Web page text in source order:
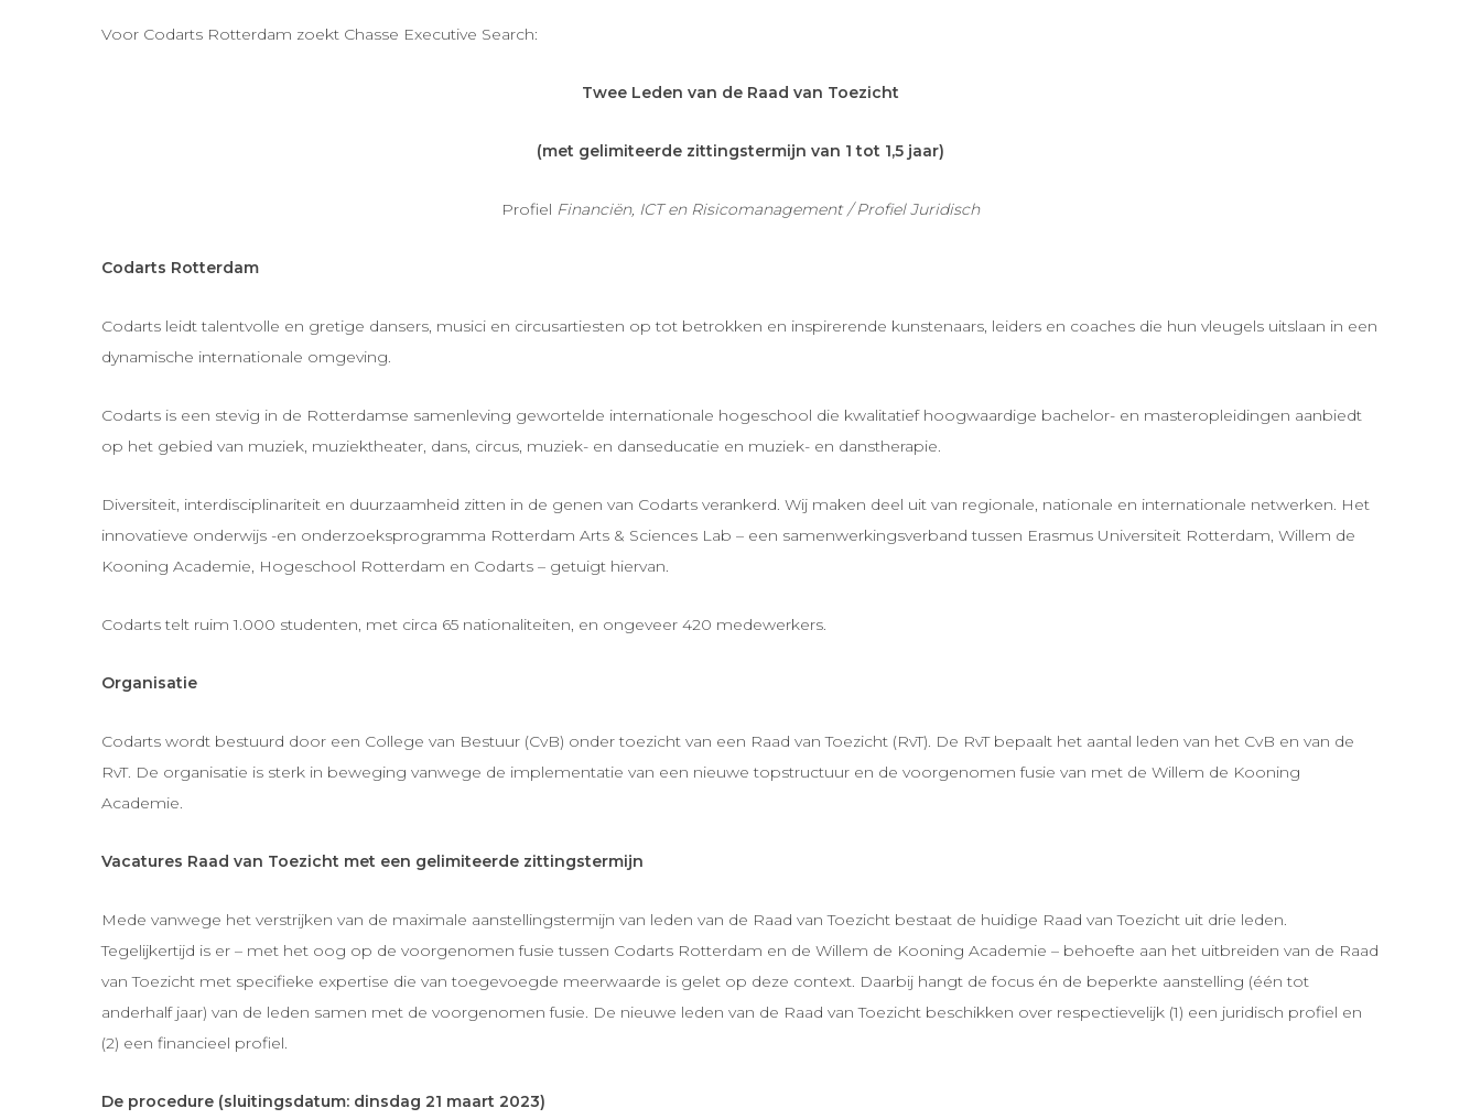
Voor Codarts Rotterdam zoekt Chasse Executive Search:
Twee Leden van de Raad van Toezicht
(met gelimiteerde zittingstermijn van 1 tot 1,5 jaar)
Profiel Financiën, ICT en Risicomanagement / Profiel Juridisch
Codarts Rotterdam
Codarts leidt talentvolle en gretige dansers, musici en circusartiesten op tot betrokken en inspirerende kunstenaars, leiders en coaches die hun vleugels uitslaan in een
dynamische internationale omgeving.
Codarts is een stevig in de Rotterdamse samenleving gewortelde internationale hogeschool die kwalitatief hoogwaardige bachelor- en masteropleidingen aanbiedt
op het gebied van muziek, muziektheater, dans, circus, muziek- en danseducatie en muziek- en danstherapie.
Diversiteit, interdisciplinariteit en duurzaamheid zitten in de genen van Codarts verankerd. Wij maken deel uit van regionale, nationale en internationale netwerken. Het
innovatieve onderwijs -en onderzoeksprogramma Rotterdam Arts & Sciences Lab – een samenwerkingsverband tussen Erasmus Universiteit Rotterdam, Willem de
Kooning Academie, Hogeschool Rotterdam en Codarts – getuigt hiervan.
Codarts telt ruim 1.000 studenten, met circa 65 nationaliteiten, en ongeveer 420 medewerkers.
Organisatie
Codarts wordt bestuurd door een College van Bestuur (CvB) onder toezicht van een Raad van Toezicht (RvT). De RvT bepaalt het aantal leden van het CvB en van de
RvT. De organisatie is sterk in beweging vanwege de implementatie van een nieuwe topstructuur en de voorgenomen fusie van met de Willem de Kooning
Academie.
Vacatures Raad van Toezicht met een gelimiteerde zittingstermijn
Mede vanwege het verstrijken van de maximale aanstellingstermijn van leden van de Raad van Toezicht bestaat de huidige Raad van Toezicht uit drie leden.
Tegelijkertijd is er – met het oog op de voorgenomen fusie tussen Codarts Rotterdam en de Willem de Kooning Academie – behoefte aan het uitbreiden van de Raad
van Toezicht met specifieke expertise die van toegevoegde meerwaarde is gelet op deze context. Daarbij hangt de focus én de beperkte aanstelling (één tot
anderhalf jaar) van de leden samen met de voorgenomen fusie. De nieuwe leden van de Raad van Toezicht beschikken over respectievelijk (1) een juridisch profiel en
(2) een financieel profiel.
De procedure (sluitingsdatum: dinsdag 21 maart 2023)